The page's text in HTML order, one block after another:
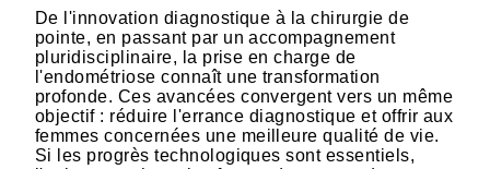
De l'innovation diagnostique à la chirurgie de
pointe, en passant par un accompagnement
pluridisciplinaire, la prise en charge de
l'endométriose connaît une transformation
profonde. Ces avancées convergent vers un même
objectif : réduire l'errance diagnostique et offrir aux
femmes concernées une meilleure qualité de vie.
Si les progrès technologiques sont essentiels,